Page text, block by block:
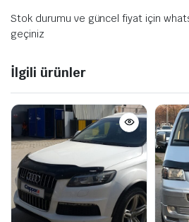
Stok durumu ve güncel fiyat için
geçiniz
İlgili ürünler